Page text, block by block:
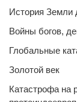
История Земли
Войны богов,
Глобальные
Золотой век
Катастрофа на